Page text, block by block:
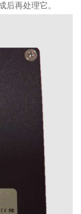
后再处理它。